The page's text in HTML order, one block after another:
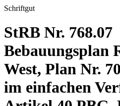
Schriftgut
StRB Nr. 768.07
Bebauungsplan
West, Plan Nr.
im einfachen